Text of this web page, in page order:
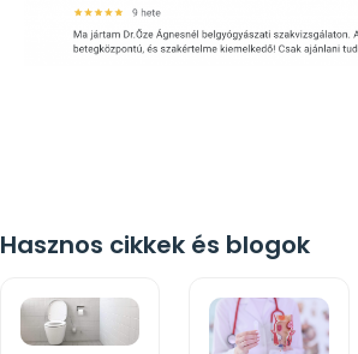
Hasznos cikkek és blogok